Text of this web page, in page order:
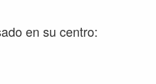
en su centro: